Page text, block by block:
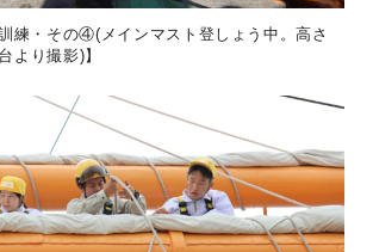
練・その④(メインマスト登しょう中。高さ
より撮影)】